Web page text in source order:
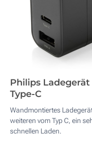
Philips
Type-C
Wandmontiertes
weiteren vom Typ C, ein
schnellen Laden.